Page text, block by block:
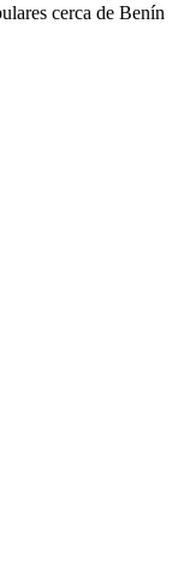
cerca de Benín